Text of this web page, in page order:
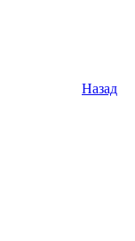
Назад